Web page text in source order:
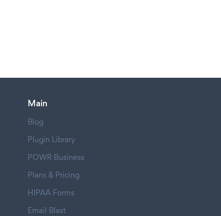
Main
Blog
Plugin Library
POWR Business
Plans & Pricing
HIPAA Forms
Email Blast